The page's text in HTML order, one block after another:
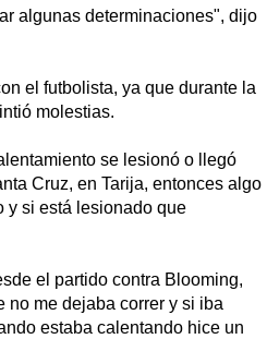
algunas determinaciones", dijo
el futbolista, ya que durante la
molestias.
se lesionó o llegó
Cruz, en Tarija, entonces algo
y si está lesionado que
el partido contra Blooming,
no me dejaba correr y si iba
estaba calentando hice un